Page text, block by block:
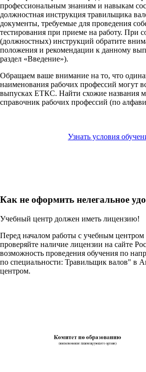
профессиональным знаниям и навыкам
должностная инструкция травильщика
документы, требуемые для проведения
тестирования при приеме на работу. При
(должностных) инструкций обратите
положения и рекомендации к данному
раздел «Введение»).
Обращаем ваше внимание на то, что
наименования рабочих профессий могут
выпусках ЕТКС. Найти схожие названия
справочник рабочих профессий (по
Узнать условия
Как не оформить нелегальное
Учебный центр должен иметь лицензию!
Перед началом работы с учебным центром
проверяйте наличие лицензии на сайте
возможность проведения обучения по
по специальности: Травильщик валов" в
центром.